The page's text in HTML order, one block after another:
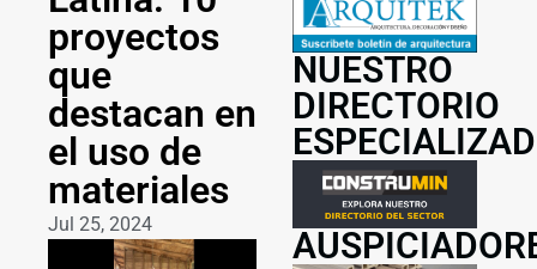
proyectos
que
destacan en
el uso de
materiales
Jul 25, 2024
NUESTRO
DIRECTORIO